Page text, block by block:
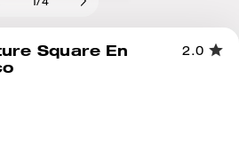
/4
Square En
2.0